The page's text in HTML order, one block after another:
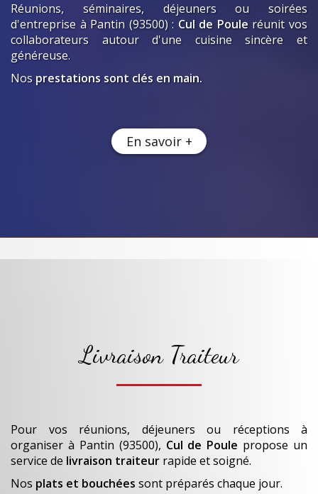
Réunions, séminaires, déjeuners ou soirées
d'entreprise à Pantin (93500): Cul de Poule réunit vos
collaborateurs autour d'une cuisine sincère et
généreuse.
Nos prestations sont clés en main.
En savoir +
Livraison Traiteur
Pour vos réunions, déjeuners ou réceptions à
organiser à Pantin (93500), Cul de Poule propose un
service de livraison traiteur rapide et soigné.
Nos plats et bouchées sont préparés chaque jour.